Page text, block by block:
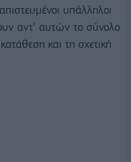
υπάλληλοι
αντ’ αυτών το σύνολο
και τη σχετική